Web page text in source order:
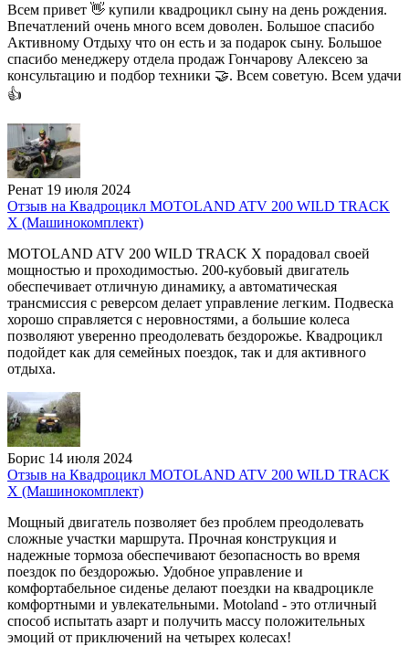
Всем привет 👋 купили квадроцикл сыну на день рождения.
Впечатлений очень много всем доволен. Большое спасибо
Активному Отдыху что он есть и за подарок сыну. Большое
спасибо менеджеру отдела продаж Гончарову Алексею за
консультацию и подбор техники 🤝. Всем советую. Всем удачи
👍
Ренат 19 июля 2024
Отзыв на Квадроцикл MOTOLAND ATV 200 WILD TRACK
X (Машинокомплект)
MOTOLAND ATV 200 WILD TRACK X порадовал своей
мощностью и проходимостью. 200-кубовый двигатель
обеспечивает отличную динамику, а автоматическая
трансмиссия с реверсом делает управление легким. Подвеска
хорошо справляется с неровностями, а большие колеса
позволяют уверенно преодолевать бездорожье. Квадроцикл
подойдет как для семейных поездок, так и для активного
отдыха.
Борис 14 июля 2024
Отзыв на Квадроцикл MOTOLAND ATV 200 WILD TRACK
X (Машинокомплект)
Мощный двигатель позволяет без проблем преодолевать
сложные участки маршрута. Прочная конструкция и
надежные тормоза обеспечивают безопасность во время
поездок по бездорожью. Удобное управление и
комфортабельное сиденье делают поездки на квадроцикле
комфортными и увлекательными. Motoland - это отличный
способ испытать азарт и получить массу положительных
эмоций от приключений на четырех колесах!